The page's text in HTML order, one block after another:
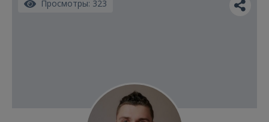
Просмотры: 323